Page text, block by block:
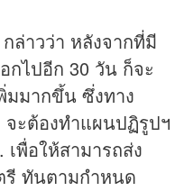
ล่าวว่า หลังจากที่มี
กไปอีก 30 วัน ก็จะ
มมากขึ้น ซึ่งทาง
จะต้องทำแผนปฏิรูปฯ
พื่อให้สามารถส่ง
ทันตามกำหนด